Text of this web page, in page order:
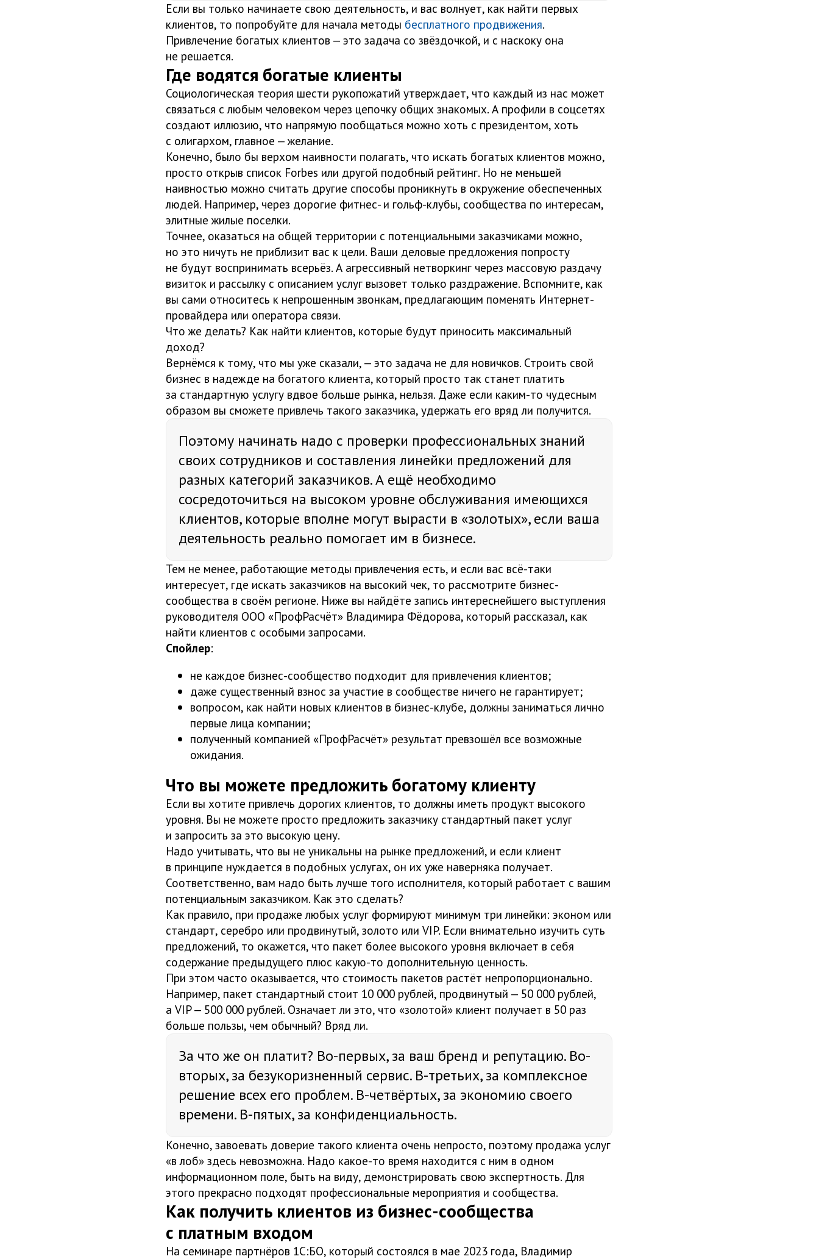
Если вы только начинаете свою деятельность, и вас волнует, как найти первых
клиентов, то попробуйте для начала методы бесплатного продвижения.
Привлечение богатых клиентов — это задача со звёздочкой, и с наскоку она
не решается.
Где водятся богатые клиенты
Социологическая теория шести рукопожатий утверждает, что каждый из нас может
связаться с любым человеком через цепочку общих знакомых. А профили в соцсетях
создают иллюзию, что напрямую пообщаться можно хоть с президентом, хоть
с олигархом, главное — желание.
Конечно, было бы верхом наивности полагать, что искать богатых клиентов можно,
просто открыв список Forbes или другой подобный рейтинг. Но не меньшей
наивностью можно считать другие способы проникнуть в окружение обеспеченных
людей. Например, через дорогие фитнес- и гольф-клубы, сообщества по интересам,
элитные жилые поселки.
Точнее, оказаться на общей территории с потенциальными заказчиками можно,
но это ничуть не приблизит вас к цели. Ваши деловые предложения попросту
не будут воспринимать всерьёз. А агрессивный нетворкинг через массовую раздачу
визиток и рассылку с описанием услуг вызовет только раздражение. Вспомните, как
вы сами относитесь к непрошенным звонкам, предлагающим поменять Интернет-
провайдера или оператора связи.
Что же делать? Как найти клиентов, которые будут приносить максимальный
доход?
Вернёмся к тому, что мы уже сказали, — это задача не для новичков. Строить свой
бизнес в надежде на богатого клиента, который просто так станет платить
за стандартную услугу вдвое больше рынка, нельзя. Даже если каким-то чудесным
образом вы сможете привлечь такого заказчика, удержать его вряд ли получится.
Поэтому начинать надо с проверки профессиональных знаний
своих сотрудников и составления линейки предложений для
разных категорий заказчиков. А ещё необходимо
сосредоточиться на высоком уровне обслуживания имеющихся
клиентов, которые вполне могут вырасти в «золотых», если ваша
деятельность реально помогает им в бизнесе.
Тем не менее, работающие методы привлечения есть, и если вас всё-таки
интересует, где искать заказчиков на высокий чек, то рассмотрите бизнес-
сообщества в своём регионе. Ниже вы найдёте запись интереснейшего выступления
руководителя ООО «ПрофРасчёт» Владимира Фёдорова, который рассказал, как
найти клиентов с особыми запросами.
Спойлер:
не каждое бизнес-сообщество подходит для привлечения клиентов;
даже существенный взнос за участие в сообществе ничего не гарантирует;
вопросом, как найти новых клиентов в бизнес-клубе, должны заниматься лично
первые лица компании;
полученный компанией «ПрофРасчёт» результат превзошёл все возможные
ожидания.
Что вы можете предложить богатому клиенту
Если вы хотите привлечь дорогих клиентов, то должны иметь продукт высокого
уровня. Вы не можете просто предложить заказчику стандартный пакет услуг
и запросить за это высокую цену.
Надо учитывать, что вы не уникальны на рынке предложений, и если клиент
в принципе нуждается в подобных услугах, он их уже наверняка получает.
Соответственно, вам надо быть лучше того исполнителя, который работает с вашим
потенциальным заказчиком. Как это сделать?
Как правило, при продаже любых услуг формируют минимум три линейки: эконом или
стандарт, серебро или продвинутый, золото или VIP. Если внимательно изучить суть
предложений, то окажется, что пакет более высокого уровня включает в себя
содержание предыдущего плюс какую-то дополнительную ценность.
При этом часто оказывается, что стоимость пакетов растёт непропорционально.
Например, пакет стандартный стоит 10 000 рублей, продвинутый — 50 000 рублей,
а VIP — 500 000 рублей. Означает ли это, что «золотой» клиент получает в 50 раз
больше пользы, чем обычный? Вряд ли.
За что же он платит? Во-первых, за ваш бренд и репутацию. Во-
вторых, за безукоризненный сервис. В-третьих, за комплексное
решение всех его проблем. В-четвёртых, за экономию своего
времени. В-пятых, за конфиденциальность.
Конечно, завоевать доверие такого клиента очень непросто, поэтому продажа услуг
«в лоб» здесь невозможна. Надо какое-то время находится с ним в одном
информационном поле, быть на виду, демонстрировать свою экспертность. Для
этого прекрасно подходят профессиональные мероприятия и сообщества.
Как получить клиентов из бизнес-сообщества
с платным входом
На семинаре партнёров 1С:БО, который состоялся в мае 2023 года, Владимир